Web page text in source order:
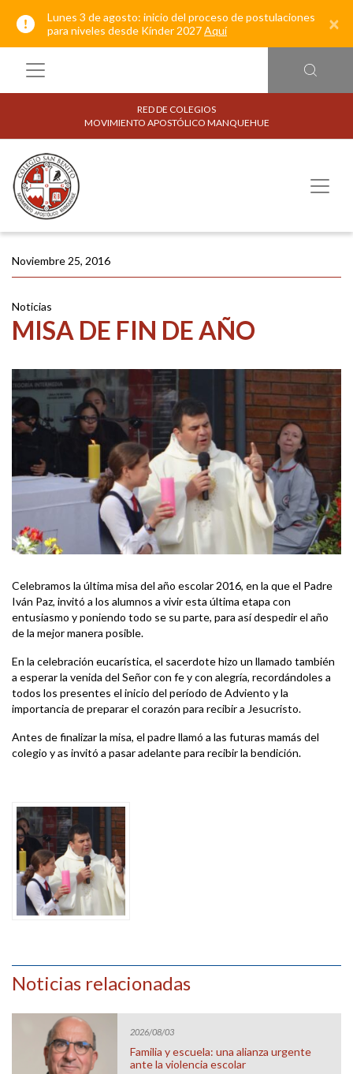
Lunes 3 de agosto: inicio del proceso de postulaciones
para niveles desde Kínder 2027Aquí ×
RED DE COLEGIOS
MOVIMIENTO APOSTÓLICO MANQUEHUE
Noviembre 25, 2016
Noticias
MISA DE FIN DE AÑO
Celebramos la última misa del año escolar 2016, en la que el Padre
Iván Paz, invitó a los alumnos a vivir esta última etapa con
entusiasmo y poniendo todo se su parte, para así despedir el año
de la mejor manera posible.
En la celebración eucarística, el sacerdote hizo un llamado también
a esperar la venida del Señor con fe y con alegría, recordándoles a
todos los presentes el inicio del período de Adviento y la
importancia de preparar el corazón para recibir a Jesucristo.
Antes de finalizar la misa, el padre llamó a las futuras mamás del
colegio y as invitó a pasar adelante para recibir la bendición.
Noticias relacionadas
2026/08/03
Familia y escuela: una alianza urgente
ante la violencia escolar